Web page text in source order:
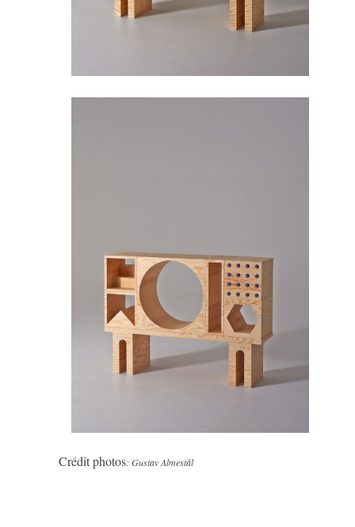
Crédit photos: Gustav Almestål